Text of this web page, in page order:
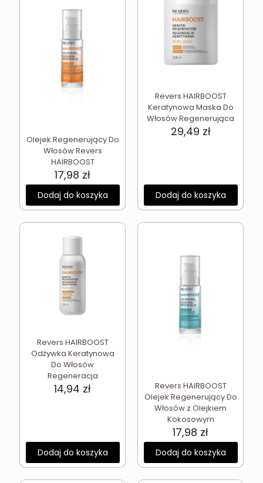
Olejek Regenerujący Do
Włosów Revers
HAIRBOOST
17,98 zł
Dodaj do koszyka
Revers HAIRBOOST
Keratynowa Maska Do
Włosów Regenerująca
29,49 zł
Dodaj do koszyka
Revers HAIRBOOST
Odżywka Keratynowa
Do Włosów
Regeneracja
14,94 zł
Dodaj do koszyka
Revers HAIRBOOST
Olejek Regenerujący Do
Włosów z Olejkiem
Kokosowym
17,98 zł
Dodaj do koszyka